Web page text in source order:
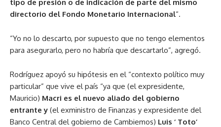
tipo de presión o de indicación de parte del mismo
directorio del Fondo Monetario Internacional“.
“Yo no lo descarto, por supuesto que no tengo elementos
para asegurarlo, pero no habría que descartarlo”, agregó.
Rodríguez apoyó su hipótesis en el “contexto político muy
particular” que vive el país “ya que (el expresidente,
Mauricio) Macri es el nuevo aliado del gobierno
entrante y (el exministro de Finanzas y expresidente del
Banco Central del gobierno de Cambiemos) Luis ‘ Toto’